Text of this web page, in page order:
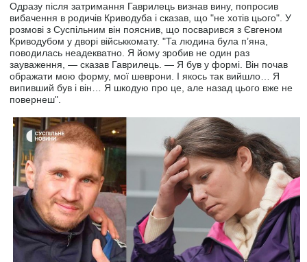
Одразу після затримання Гаврилець визнав вину, попросив
вибачення в родичів Криводуба і сказав, що "не хотів цього". У
розмові з Суспільним він пояснив, що посварився з Євгеном
Криводубом у дворі військкомату. "Та людина була п’яна,
поводилась неадекватно. Я йому зробив не один раз
зауваження, — сказав Гаврилець. — Я був у формі. Він почав
ображати мою форму, мої шеврони. І якось так вийшло… Я
випивший був і він… Я шкодую про це, але назад цього вже не
повернеш".